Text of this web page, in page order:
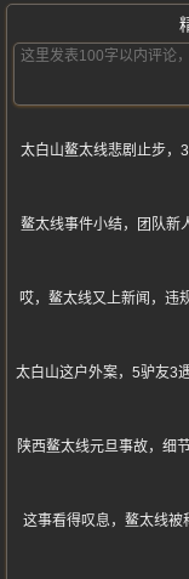
太白山鳌太线悲剧止步，
鳌太线事件小结，团队新
哎，鳌太线又上新闻，违
太白山这户外案，5驴友3
陕西鳌太线元旦事故，细
这事看得叹息，鳌太线